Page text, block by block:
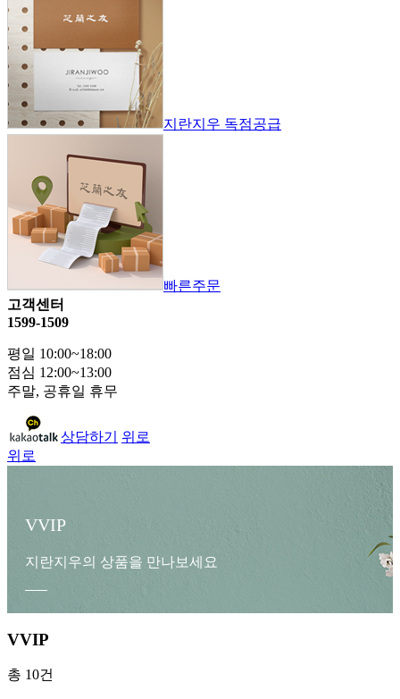
지란지우 독점공급
빠른주문
고객센터
1599-1509
평일 10:00~18:00
점심 12:00~13:00
주말, 공휴일 휴무
상담하기
위로
위로
VVIP
지란지우의 상품을 만나보세요
VVIP
총 10건